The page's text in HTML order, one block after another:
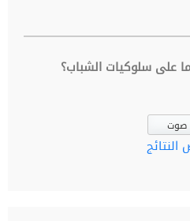
على سلوكيات الشباب؟